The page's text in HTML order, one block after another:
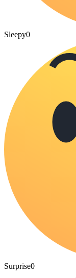
Sleepy0
Surprise0